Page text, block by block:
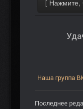
Наша группа
Последнее